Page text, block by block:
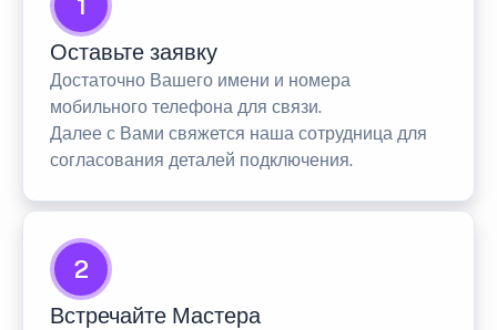
Оставьте заявку
Достаточно Вашего имени и номера
мобильного телефона для связи.
Далее с Вами свяжется наша сотрудница для
согласования деталей подключения.
2
Встречайте Мастера